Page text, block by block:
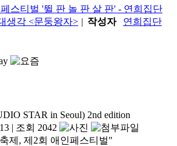
스티벌 '뛸 판 놀 판 살 판' - 연희집단
생각 <문둥왕자> | 작성자
연희집단
STAR in Seoul) 2nd edition
| 조회 2042
제, 제2회 애인페스티벌"